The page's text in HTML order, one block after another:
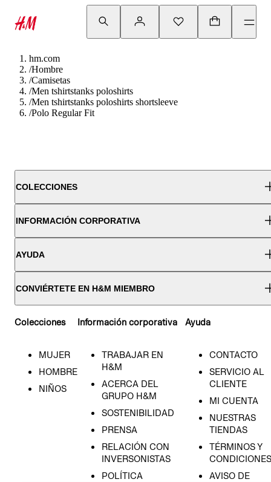
hm.com
/Hombre
/Camisetas
/Men tshirtstanks poloshirts
/Men tshirtstanks poloshirts shortsleeve
/Polo Regular Fit
COLECCIONES
INFORMACIÓN CORPORATIVA
AYUDA
CONVIÉRTETE EN H&M MIEMBRO
Colecciones
MUJER
HOMBRE
NIÑOS
Información corporativa
TRABAJAR EN
H&M
ACERCA DEL
GRUPO H&M
SOSTENIBILIDAD
PRENSA
RELACIÓN CON
INVERSONISTAS
POLÍTICA
Ayuda
CONTACTO
SERVICIO AL
CLIENTE
MI CUENTA
NUESTRAS
TIENDAS
TÉRMINOS Y
CONDICIONES
AVISO DE